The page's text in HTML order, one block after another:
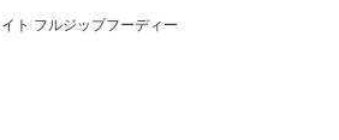
ト フルジップフーディー